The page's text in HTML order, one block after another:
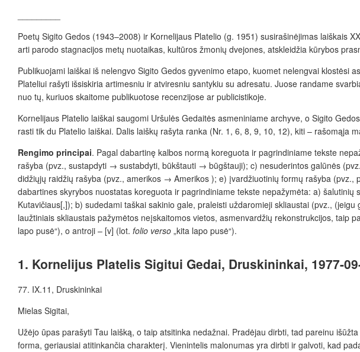
Poetų Sigito Gedos (1943–2008) ir Kornelijaus Platelio (g. 1951) susirašinėjimas laiškais
arti parodo stagnacijos metų nuotaikas, kultūros žmonių dvejones, atskleidžia kūrybos
Publikuojami laiškai iš nelengvo Sigito Gedos gyvenimo etapo, kuomet nelengvai klostėsi
Plateliui rašyti išsiskiria artimesniu ir atviresniu santykiu su adresatu. Juose randame
nuo tų, kuriuos skaitome publikuotose recenzijose ar publicistikoje.
Kornelijaus Platelio laiškai saugomi Uršulės Gedaitės asmeniniame archyve, o Sigito
rasti tik du Platelio laiškai. Dalis laiškų rašyta ranka (Nr. 1, 6, 8, 9, 10, 12), kiti – rašomąja
Rengimo principai. Pagal dabartinę kalbos normą koreguota ir pagrindiniame tekste
rašyba (pvz., sustapdyti → sustabdyti, būkštauti → būgštauji); c) nesuderintos galūnės
didžiųjų raidžių rašyba (pvz., amerikos → Amerikos ); e) įvardžiuotinių formų rašyba
dabartines skyrybos nuostatas koreguota ir pagrindiniame tekste nepažymėta: a) šalutinių
Kutavičiaus[,]); b) sudedami taškai sakinio gale, praleisti uždaromieji skliaustai (pvz.,
laužtiniais skliaustais pažymėtos neįskaitomos vietos, asmenvardžių rekonstrukcijos, taip
lapo pusė“), o antroji – [v] (lot. folio verso „kita lapo pusė“).
1. Kornelijus Platelis Sigitui Gedai, Druskininkai, 1977-
77. IX.11, Druskininkai
Mielas Sigitai,
Užėjo ūpas parašyti Tau laišką, o taip atsitinka nedažnai. Pradėjau dirbti, tad pareinu
forma, geriausiai atitinkančia charakterį. Vienintelis malonumas yra dirbti ir galvoti, kad